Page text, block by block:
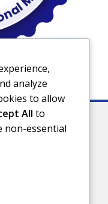
Siber
analyze
to allow
All to
non-essential